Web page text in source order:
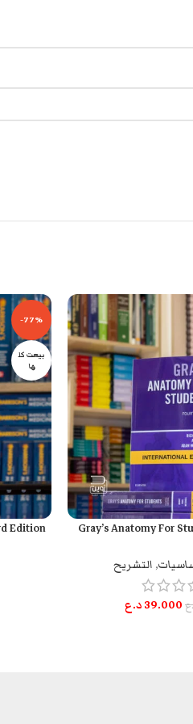
Gray’s Anatomy For
, التشريح
39.000د.ع
-77%
بيعت كل
ها
قراءة المزيد
Edition